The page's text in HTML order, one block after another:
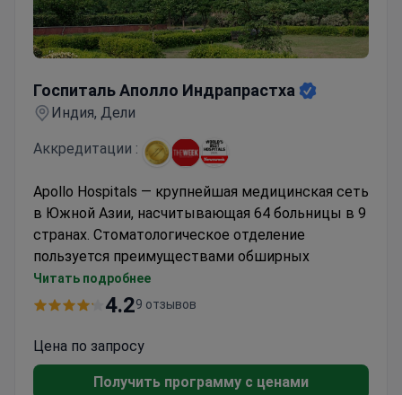
Госпиталь Аполло Индрапрастха
Индия, Дели
Аккредитации :
Apollo Hospitals — крупнейшая медицинская сеть
в Южной Азии, насчитывающая 64 больницы в 9
странах. Стоматологическое отделение
пользуется преимуществами обширных
ресурсов и инфраструктуры сети.
Ежегодно обслуживает более 1 миллиона
Хорошо оснащенные учреждения с
комплексными вариантами
стоматологического лечения
Читать подробнее
4.29 отзывов
Цена по запросу
Получить программу с ценами